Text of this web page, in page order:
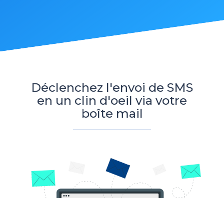
Déclenchez l'envoi de SMS
en un clin d'oeil via votre
boîte mail